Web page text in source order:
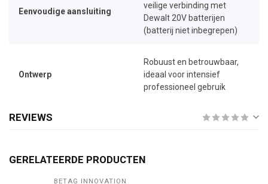
Eenvoudige aansluiting
veilige verbinding met
Dewalt 20V batterijen
(batterij niet inbegrepen)
Ontwerp
Robuust en betrouwbaar,
ideaal voor intensief
professioneel gebruik
REVIEWS
GERELATEERDE PRODUCTEN
BETAG INNOVATION